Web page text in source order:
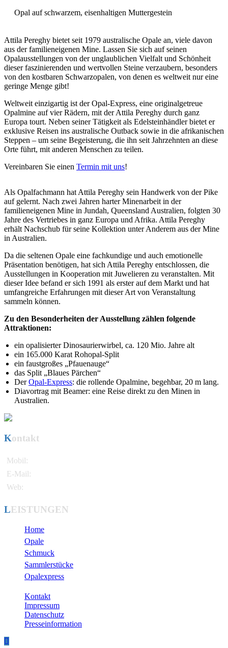
Opal auf schwarzem, eisenhaltigen Muttergestein
Attila Pereghy bietet seit 1979 australische Opale an, viele davon
aus der familieneigenen Mine. Lassen Sie sich auf seinen
Opalausstellungen von der unglaublichen Vielfalt und Schönheit
dieser faszinierenden und wertvollen Steine verzaubern, besonders
von den kostbaren Schwarzopalen, von denen es weltweit nur eine
geringe Menge gibt!
Weltweit einzigartig ist der Opal-Express, eine originalgetreue
Opalmine auf vier Rädern, mit der Attila Pereghy durch ganz
Europa tourt. Neben seiner Tätigkeit als Edelsteinhändler bietet er
exklusive Reisen ins australische Outback sowie in die afrikanischen
Steppen – um seine Begeisterung, die ihn seit Jahrzehnten an diese
Orte führt, mit anderen Menschen zu teilen.
Vereinbaren Sie einen Termin mit uns!
Als Opalfachmann hat Attila Pereghy sein Handwerk von der Pike
auf gelernt. Nach zwei Jahren harter Minenarbeit in der
familieneigenen Mine in Jundah, Queensland Australien, folgten 30
Jahre des Vertriebes in ganz Europa und Afrika. Attila Pereghy
erhält Nachschub für seine Kollektion unter Anderem aus der Mine
in Australien.
Da die seltenen Opale eine fachkundige und auch emotionelle
Präsentation benötigen, hat sich Attila Pereghy entschlossen, die
Ausstellungen in Kooperation mit Juwelieren zu veranstalten. Mit
dieser Idee befand er sich 1991 als erster auf dem Markt und hat
umfangreiche Erfahrungen mit dieser Art von Veranstaltung
sammeln können.
Zu den Besonderheiten der Ausstellung zählen folgende
Attraktionen:
ein opalisierter Dinosaurierwirbel, ca. 120 Mio. Jahre alt
ein 165.000 Karat Rohopal-Split
ein faustgroßes „Pfauenauge“
das Split „Blaues Pärchen“
DerOpal-Express: die rollende Opalmine, begehbar, 20 m lang.
Diavortrag mit Beamer: eine Reise direkt zu den Minen in
Australien.
Kontakt
Mobil:
E-Mail:
Web:
LEISTUNGEN
Home
Opale
Schmuck
Sammlerstücke
Opalexpress
Kontakt
Impressum
Datenschutz
Presseinformation